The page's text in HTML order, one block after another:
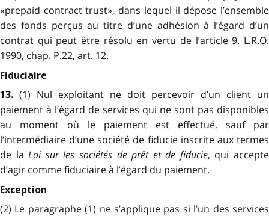
«prepaid contract trust», dans lequel il dépose l’ensemble
des fonds perçus au titre d’une adhésion à l’égard d’un
contrat qui peut être résolu en vertu de l’article 9. L.R.O.
1990, chap. P.22, art. 12.
Fiduciaire
13. (1) Nul exploitant ne doit percevoir d’un client un
paiement à l’égard de services qui ne sont pas disponibles
au moment où le paiement est effectué, sauf par
l’intermédiaire d’une société de fiducie inscrite aux termes
de laLoi sur les sociétés de prêt et de fiducie, qui accepte
d’agir comme fiduciaire à l’égard du paiement.
Exception
(2) Le paragraphe (1) ne s’applique pas si l’un des services